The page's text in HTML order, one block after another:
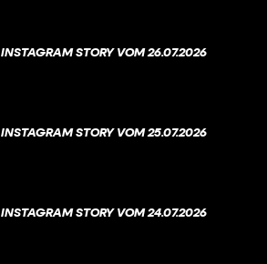
INSTAGRAM STORY VOM 26.07.2026
INSTAGRAM STORY VOM 25.07.2026
INSTAGRAM STORY VOM 24.07.2026